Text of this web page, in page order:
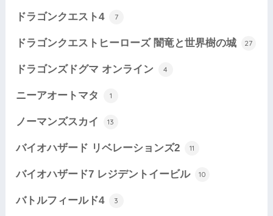
ドラゴンクエスト4 7
ドラゴンクエストヒーローズ 闇竜と世界樹の城 27
ドラゴンズドグマ オンライン 4
ニーアオートマタ 1
ノーマンズスカイ 13
バイオハザード リベレーションズ2 11
バイオハザード7 レジデントイービル 10
バトルフィールド4 3